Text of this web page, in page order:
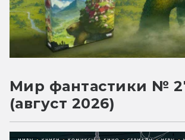
Мир фантастики №
(август 2026)